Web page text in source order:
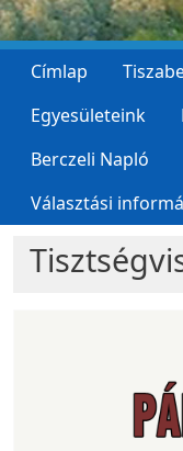
Címlap
Egyesületeink
Berczeli Napló
Választási